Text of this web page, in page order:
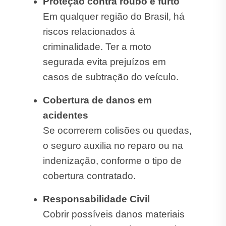
Em qualquer região do Brasil, há
riscos relacionados à
criminalidade. Ter a moto
segurada evita prejuízos em
casos de subtração do veículo.
Cobertura de danos em
acidentes
Se ocorrerem colisões ou quedas,
o seguro auxilia no reparo ou na
indenização, conforme o tipo de
cobertura contratado.
Responsabilidade Civil
Cobrir possíveis danos materiais